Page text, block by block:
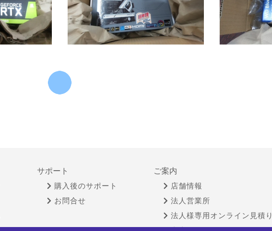
サポート
購入後のサポート
お問合せ
ご案内
店舗情報
法人営業所
法人様専用オンライン見積り